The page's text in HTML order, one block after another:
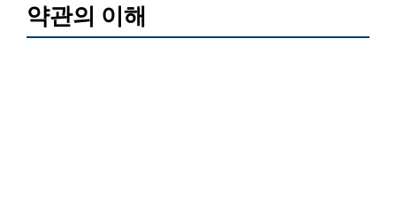
약관의 이해